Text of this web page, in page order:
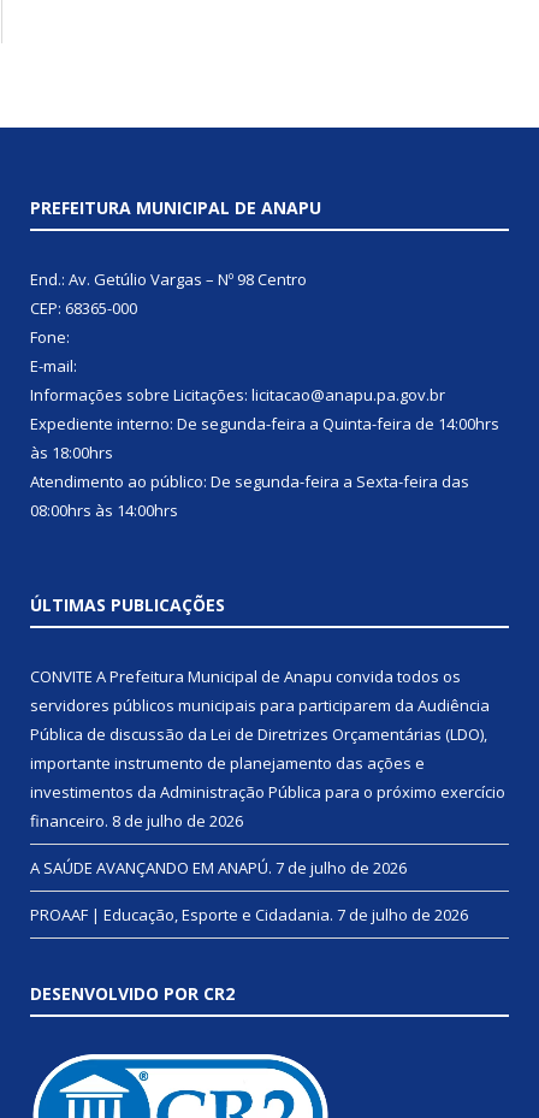
PREFEITURA MUNICIPAL DE ANAPU
End.: Av. Getúlio Vargas – Nº 98 Centro
CEP: 68365-000
Fone:
E-mail:
Informações sobre Licitações: licitacao@anapu.pa.gov.br
Expediente interno: De segunda-feira a Quinta-feira de 14:00hrs
às 18:00hrs
Atendimento ao público: De segunda-feira a Sexta-feira das
08:00hrs às 14:00hrs
ÚLTIMAS PUBLICAÇÕES
CONVITE A Prefeitura Municipal de Anapu convida todos os
servidores públicos municipais para participarem da Audiência
Pública de discussão da Lei de Diretrizes Orçamentárias (LDO),
importante instrumento de planejamento das ações e
investimentos da Administração Pública para o próximo exercício
financeiro. 8 de julho de 2026
A SAÚDE AVANÇANDO EM ANAPÚ. 7 de julho de 2026
PROAAF | Educação, Esporte e Cidadania. 7 de julho de 2026
DESENVOLVIDO POR CR2